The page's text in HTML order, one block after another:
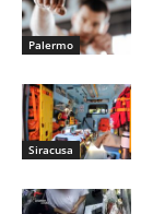
Palermo
Siracusa